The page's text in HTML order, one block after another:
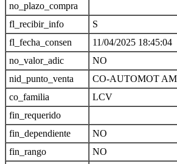
no_plazo_compra
fl_recibir_info
S
fl_fecha_consen
11/04/2025 18:45:04
no_valor_adic
NO
nid_punto_venta
CO-AUTOMOT
co_familia
LCV
fin_requerido
fin_dependiente
NO
fin_rango
NO